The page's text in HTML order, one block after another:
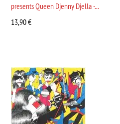
presents Queen Djenny Djella -...
13,90€